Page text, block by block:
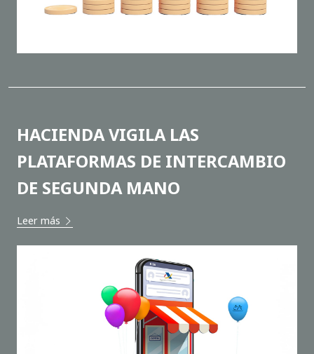
HACIENDA VIGILA LAS
PLATAFORMAS DE INTERCAMBIO
DE SEGUNDA MANO
Leer más